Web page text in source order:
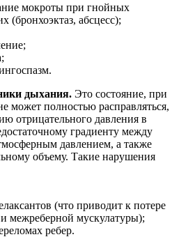
мокроты при гнойных
(бронхоэктаз, абсцесс);
дыхания. Это состояние, при
может полностью расправляться,
отрицательного давления в
градиенту между
давлением, а также
объему. Такие нарушения
(что приводит к потере
межреберной мускулатуры);
ребер.